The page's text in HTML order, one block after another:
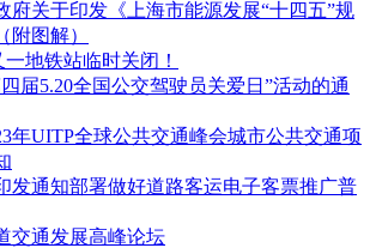
工程咨询有限公司(地址：三明市新市中路
民币)
月11日 15点00分(北京时间)
府关于印发《上海市能源发展“十四五”规
附图解）
地铁站临时关闭！
届5.20全国公交驾驶员关爱日”活动的通
年UITP全球公共交通峰会城市公共交通项
发通知部署做好道路客运电子客票推广普
交通发展高峰论坛